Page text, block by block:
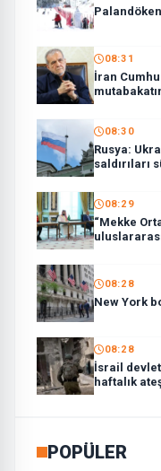
08:31
İran
08:30
Rusya:
saldırıları
08:29
“Mekke
08:28
New York
08:28
İsrail
haftalık
POPÜLER